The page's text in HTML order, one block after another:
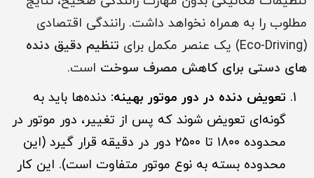
مطلوب را به همراه نخواهد داشت. رانندگی اقتصادی
(Eco-Driving) یک عنصر مکمل برای
تنظیم دقیق دنده
های دستی برای کاهش مصرف سوخت است.
تعویض دنده در دور موتور بهینه: دنده‌ها باید به
گونه‌ای تعویض شوند که پس از تغییر، دور موتور در
محدوده ۱۸۰۰ تا ۲۵۰۰ دور در دقیقه قرار گیرد (این
محدوده بسته به نوع موتور متفاوت است). این کار